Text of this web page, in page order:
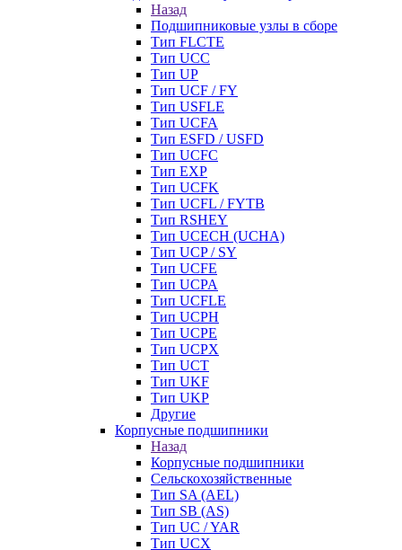
Назад
Подшипниковые узлы в сборе
Тип FLCTE
Тип UCC
Тип UP
Тип UCF / FY
Тип USFLE
Тип UCFA
Тип ESFD / USFD
Тип UCFC
Тип EXP
Тип UCFK
Тип UCFL / FYTB
Тип RSHEY
Тип UCECH (UCHA)
Тип UCP / SY
Тип UCFE
Тип UCPA
Тип UCFLE
Тип UCPH
Тип UCPE
Тип UCPX
Тип UCT
Тип UKF
Тип UKP
Другие
Корпусные подшипники
Назад
Корпусные подшипники
Сельскохозяйственные
Тип SA (AEL)
Тип SB (AS)
Тип UC / YAR
Тип UCX